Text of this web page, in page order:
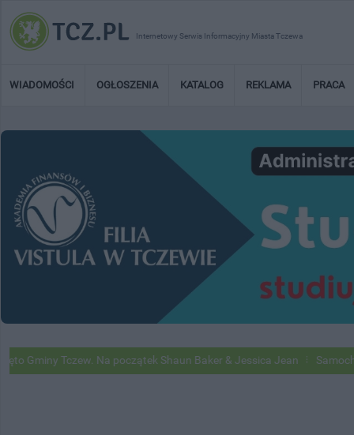
Internetowy Serwis Informacyjny Miasta Tczewa
WIADOMOŚCI OGŁOSZENIA KATALOG REKLAMA PRACA
Tczew. Na początek Shaun Baker & Jessica Jean Samochody